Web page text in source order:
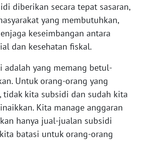
diberikan secara tepat sasaran,
yang membutuhkan,
keseimbangan antara
dan kesehatan fiskal.
adalah yang memang betul-
Untuk orang-orang yang
tidak kita subsidi dan sudah kita
Kita manage anggaran
hanya jual-jualan subsidi
batasi untuk orang-orang